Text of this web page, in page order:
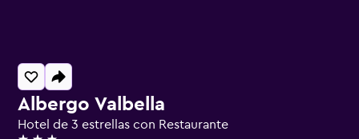
Albergo Valbella
Hotel de 3 estrellas con Restaurante